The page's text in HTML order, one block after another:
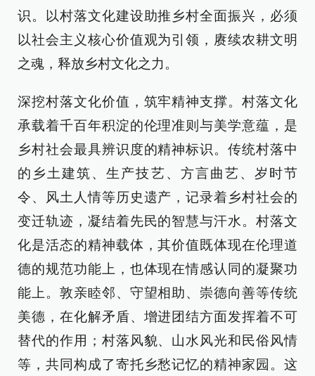
识。以村落文化建设助推乡村全面振兴，必须
以社会主义核心价值观为引领，赓续农耕文明
之魂，释放乡村文化之力。
深挖村落文化价值，筑牢精神支撑。村落文化
承载着千百年积淀的伦理准则与美学意蕴，是
乡村社会最具辨识度的精神标识。传统村落中
的乡土建筑、生产技艺、方言曲艺、岁时节
令、风土人情等历史遗产，记录着乡村社会的
变迁轨迹，凝结着先民的智慧与汗水。村落文
化是活态的精神载体，其价值既体现在伦理道
德的规范功能上，也体现在情感认同的凝聚功
能上。敦亲睦邻、守望相助、崇德向善等传统
美德，在化解矛盾、增进团结方面发挥着不可
替代的作用；村落风貌、山水风光和民俗风情
等，共同构成了寄托乡愁记忆的精神家园。这